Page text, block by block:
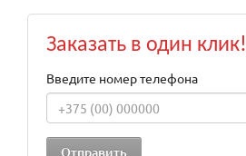
Заказать в один клик!
Введите номер телефона